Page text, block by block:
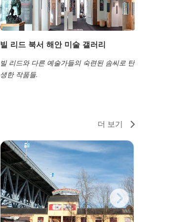
빌 리드 북서 해안 미술 갤러리
빌 리드와 다른 예술가들의 숙련된 솜씨로 탄
생한 작품들.
더 보기